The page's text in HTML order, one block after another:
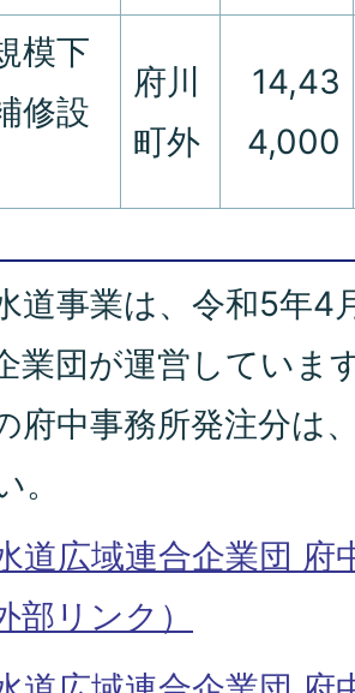
模下
修設
府川
町外
14,43
4,000
道事業は、令和5年4
業団が運営していま
府中事務所発注分は
。
道広域連合企業団 府
部リンク）